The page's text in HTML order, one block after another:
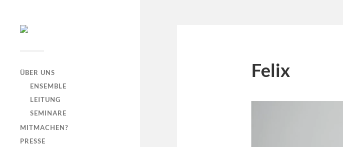
ÜBER UNS
ENSEMBLE
LEITUNG
SEMINARE
MITMACHEN?
PRESSE
Felix